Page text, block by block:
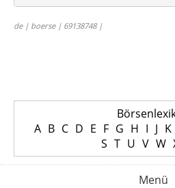
de | boerse | 69138748 |
A B C D E F G H I J K
S T U V W
Menü